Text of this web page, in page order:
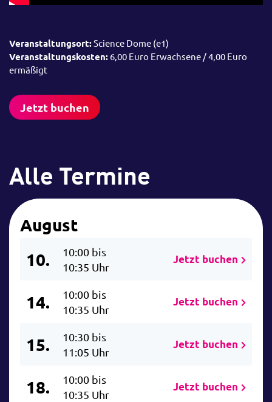
Veranstaltungsort:Science Dome (e1)
Veranstaltungskosten: 6,00 Euro Erwachsene / 4,00 Euro
ermäßigt
Jetzt buchen
Alle Termine
August
10.
10:00 bis
10:35 Uhr
Jetzt buchen
14.
10:00 bis
10:35 Uhr
Jetzt buchen
15.
10:30 bis
11:05 Uhr
Jetzt buchen
18.
10:00 bis
10:35 Uhr
Jetzt buchen